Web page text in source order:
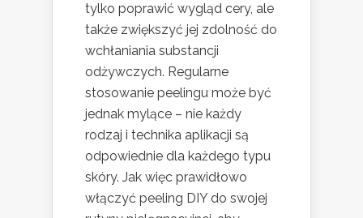
tylko poprawić wygląd cery, ale
także zwiększyć jej zdolność do
wchłaniania substancji
odżywczych. Regularne
stosowanie peelingu może być
jednak mylące – nie każdy
rodzaj i technika aplikacji są
odpowiednie dla każdego typu
skóry. Jak więc prawidłowo
włączyć peeling DIY do swojej